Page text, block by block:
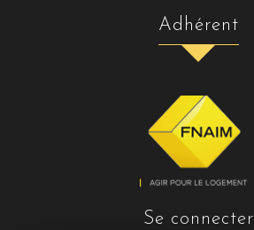
adhérent
se connecter